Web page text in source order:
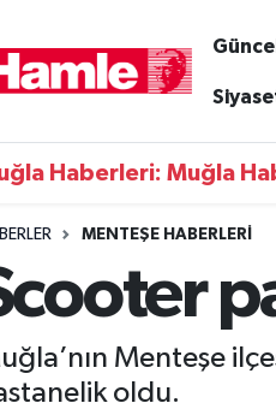
Güncel
Haberleri: Muğla
MENTEŞE HABERLERI
Menteşe
oldu.
Eczaneler
Yoğunluk Haritası